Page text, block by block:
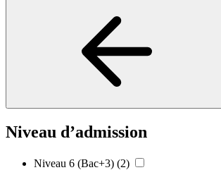
Niveau d’admission
Niveau 6 (Bac+3) (2)